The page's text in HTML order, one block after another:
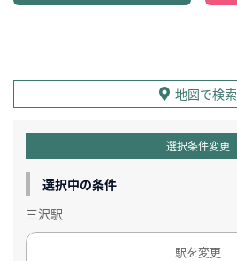
地図で検索
選択条件変更
選択中の条件
三沢駅
駅を変更